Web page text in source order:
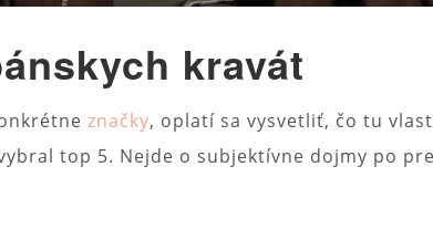
kravát
značky, oplatí sa vysvetliť, čo tu
top 5. Nejde o subjektívne dojmy po